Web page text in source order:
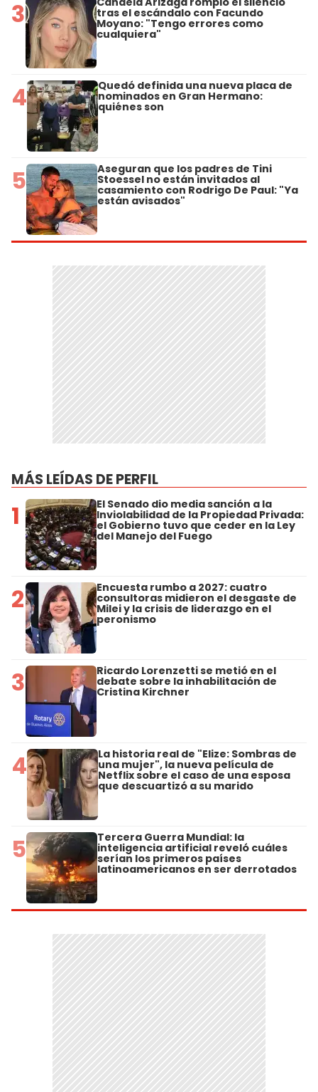
3 tras el escándalo con Facundo
Moyano: "Tengo errores como
cualquiera"
4 Quedó definida una nueva placa de
nominados en Gran Hermano:
quiénes son
5 Aseguran que los padres de Tini
Stoessel no están invitados al
casamiento con Rodrigo De Paul: "Ya
están avisados"
MÁS LEÍDAS DE PERFIL
1 El Senado dio media sanción a la
Inviolabilidad de la Propiedad Privada:
el Gobierno tuvo que ceder en la Ley
del Manejo del Fuego
2 Encuesta rumbo a 2027: cuatro
consultoras midieron el desgaste de
Milei y la crisis de liderazgo en el
peronismo
3 Ricardo Lorenzetti se metió en el
debate sobre la inhabilitación de
Cristina Kirchner
4 La historia real de "Elize: Sombras de
una mujer", la nueva película de
Netflix sobre el caso de una esposa
que descuartizó a su marido
5 Tercera Guerra Mundial: la
inteligencia artificial reveló cuáles
serían los primeros países
latinoamericanos en ser derrotados